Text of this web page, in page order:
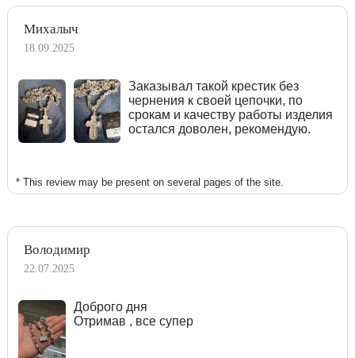
Михалыч
18.09.2025
Заказывал такой крестик без
чернения к своей цепочки, по
срокам и качеству работы изделия
остался доволен, рекомендую.
* This review may be present on several pages of the site.
Володимир
22.07.2025
Доброго дня
Отримав , все супер